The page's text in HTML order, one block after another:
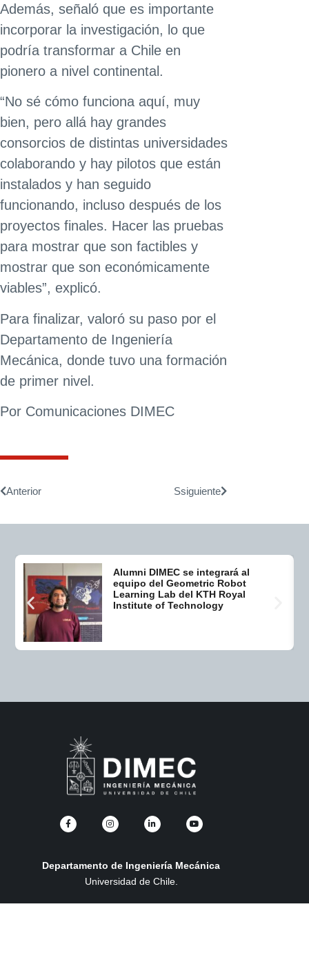
Además, señaló que es importante
incorporar la investigación, lo que
podría transformar a Chile en
pionero a nivel continental.
“No sé cómo funciona aquí, muy
bien, pero allá hay grandes
consorcios de distintas universidades
colaborando y hay pilotos que están
instalados y han seguido
funcionando, incluso después de los
proyectos finales. Hacer las pruebas
para mostrar que son factibles y
mostrar que son económicamente
viables”, explicó.
Para finalizar, valoró su paso por el
Departamento de Ingeniería
Mecánica, donde tuvo una formación
de primer nivel.
Por Comunicaciones DIMEC
Anterior Ssiguiente
Alumni DIMEC se integrará al
equipo del Geometric Robot
Learning Lab del KTH Royal
Institute of Technology
Departamento de Ingeniería Mecánica
Universidad de Chile.